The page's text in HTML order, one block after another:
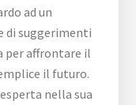
ad un
di suggerimenti
per affrontare il
il futuro.
nella sua